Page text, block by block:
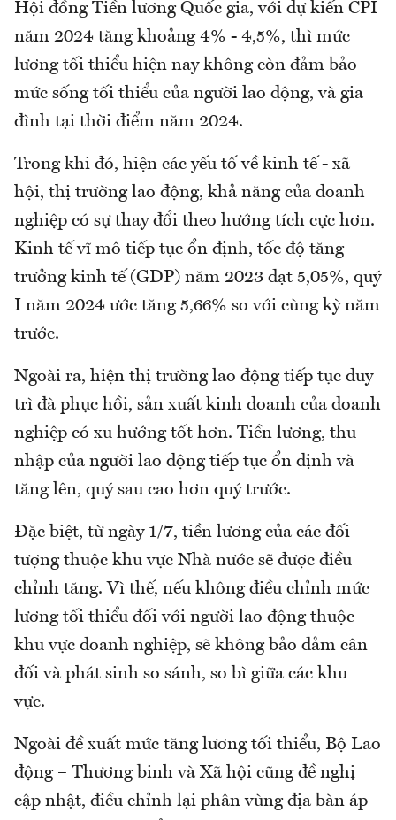
Hội đồng Tiền lương Quốc gia, với dự kiến CPI
năm 2024 tăng khoảng 4% - 4,5%, thì mức
lương tối thiểu hiện nay không còn đảm bảo
mức sống tối thiểu của người lao động, và gia
đình tại thời điểm năm 2024.
Trong khi đó, hiện các yếu tố về kinh tế - xã
hội, thị trường lao động, khả năng của doanh
nghiệp có sự thay đổi theo hướng tích cực hơn.
Kinh tế vĩ mô tiếp tục ổn định, tốc độ tăng
trưởng kinh tế (GDP) năm 2023 đạt 5,05%, quý
I năm 2024 ước tăng 5,66% so với cùng kỳ năm
trước.
Ngoài ra, hiện thị trường lao động tiếp tục duy
trì đà phục hồi, sản xuất kinh doanh của doanh
nghiệp có xu hướng tốt hơn. Tiền lương, thu
nhập của người lao động tiếp tục ổn định và
tăng lên, quý sau cao hơn quý trước.
Đặc biệt, từ ngày 1/7, tiền lương của các đối
tượng thuộc khu vực Nhà nước sẽ được điều
chỉnh tăng. Vì thế, nếu không điều chỉnh mức
lương tối thiểu đối với người lao động thuộc
khu vực doanh nghiệp, sẽ không bảo đảm cân
đối và phát sinh so sánh, so bì giữa các khu
vực.
Ngoài đề xuất mức tăng lương tối thiểu, Bộ Lao
động – Thương binh và Xã hội cũng đề nghị
cập nhật, điều chỉnh lại phân vùng địa bàn áp